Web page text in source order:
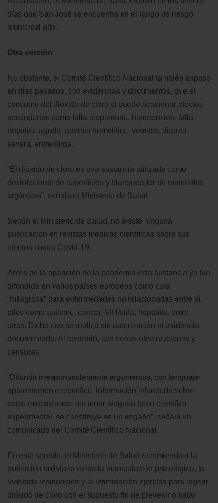
días que San José se encuentra en el rango de riesgo
municipal alto.
Otra versión
No obstante, el Comité Científico Nacional también expuso
en días pasados, con evidencias y documentos, que el
consumo del dióxido de cloro sí puede ocasionar efectos
secundarios como falla respiratoria, hipertensión, falla
hepática aguda, anemia hemolítica, vómitos, diarrea
severa, entre otros.
“El dióxido de cloro es una sustancia utilizada como
desinfectante de superficies y blanqueador de materiales
orgánicos”, señala el Ministerio de Salud
Según el Ministerio de Salud, no existe ninguna
publicación en revistas médicas científicas sobre sus
efectos contra Covid-19.
Antes de la aparición de la pandemia esta sustancia ya fue
difundida en varios países europeos como cura
“milagrosa” para enfermedades no relacionadas entre sí,
tales como autismo, cáncer, VIH/sida, hepatitis, entre
otras. Dicho uso se realizó sin autorización ni evidencia
documentada. Al contrario, con serias observaciones y
censuras.
“Difundir irresponsablemente argumentos, con lenguaje
aparentemente científico, información infundada sobre
estos mecanismos, sin tener ninguna base científica
experimental, se constituye en un engaño”, señala un
comunicado del Comité Científico Nacional.
En este sentido, el Ministerio de Salud recomienda a la
población boliviana evitar la manipulación psicológica, la
indebida insinuación y la intimidación ejercida para ingerir
dióxido de cloro con el supuesto fin de prevenir o tratar